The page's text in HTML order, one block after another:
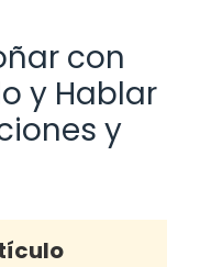
con
y Hablar
y